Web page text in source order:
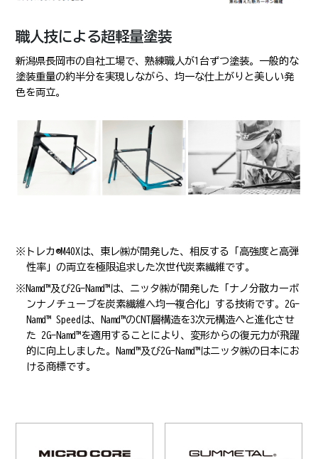
職人技による超軽量塗装
新潟県長岡市の自社工場で、熟練職人が1台ずつ塗装。一般的な
塗装重量の約半分を実現しながら、均一な仕上がりと美しい発
色を両立。
※トレカ®M40Xは、東レ㈱が開発した、相反する「高強度と高弾
性率」の両立を極限追求した次世代炭素繊維です。
※Namd™及び2G-Namd™は、ニッタ㈱が開発した「ナノ分散カーボ
ンナノチューブを炭素繊維へ均一複合化」する技術です。2G-
Namd™ Speedは、Namd™のCNT層構造を3次元構造へと進化させ
た 2G-Namd™を適用することにより、変形からの復元力が飛躍
的に向上しました。Namd™及び2G-Namd™はニッタ㈱の日本にお
ける商標です。